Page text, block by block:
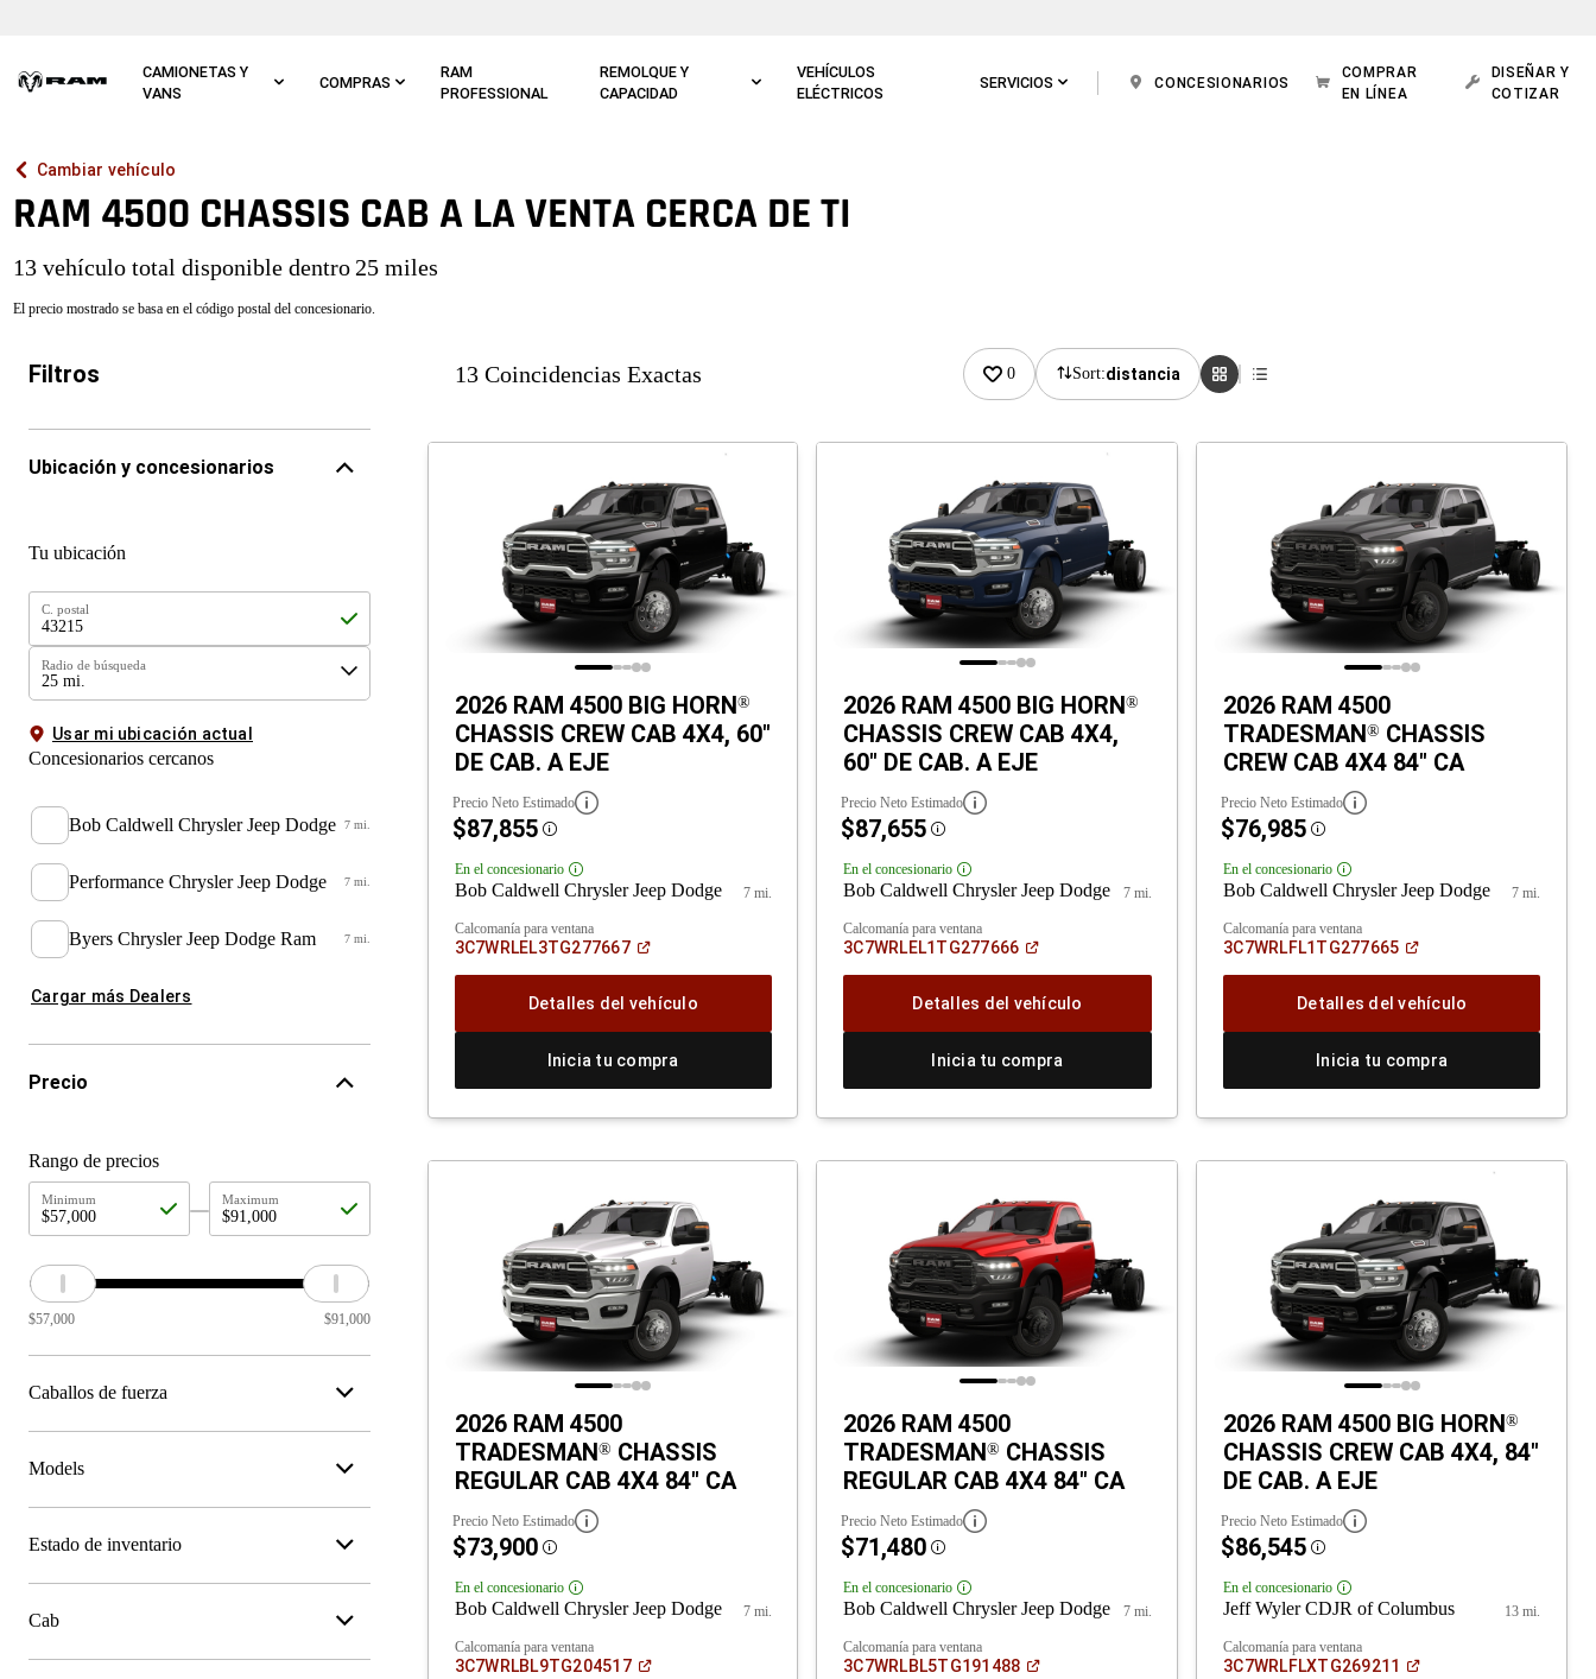
CAMIONETAS Y
VANS
COMPRAS
RAM
PROFESSIONAL
REMOLQUE Y
CAPACIDAD
VEHÍCULOS
ELÉCTRICOS
SERVICIOS CONCESIONARIOS
COMPRAR
EN LÍNEA
DISEÑAR Y
COTIZAR
navegación
principal
Cambiar vehículo
RAM 4500 CHASSIS CAB A LA VENTA CERCA DE TI
13 vehículo total disponible dentro 25 miles
El precio mostrado se basa en el código postal del concesionario.
Filtros
Ubicación y concesionarios
Tu ubicación
C. postal
Radio de búsqueda
25 mi.
Usar mi ubicación actual
Concesionarios cercanos
Bob Caldwell Chrysler Jeep Dodge 7 mi.
Performance Chrysler Jeep Dodge 7 mi.
Byers Chrysler Jeep Dodge Ram 7 mi.
Cargar más Dealers
Precio
Rango de precios
Minimum Maximum
$57,000 $91,000
Caballos de fuerza
Models
Estado de inventario
Cab
13 Coincidencias Exactas 0 Sort:distancia
2026 RAM 4500 BIG HORN®
CHASSIS CREW CAB 4X4, 60"
DE CAB. A EJE
Precio Neto Estimado
$87,855 Disclosure
En el concesionario Disclosure
Bob Caldwell Chrysler Jeep Dodge 7 mi.
Calcomanía para ventana
3C7WRLEL3TG277667
(Abrir
una
ventana
nueva)
Detalles del vehículo
Inicia tu compra
2026 RAM 4500 BIG HORN®
CHASSIS CREW CAB 4X4,
60" DE CAB. A EJE
Precio Neto Estimado
$87,655 Disclosure
En el concesionario Disclosure
Bob Caldwell Chrysler Jeep Dodge 7 mi.
Calcomanía para ventana
3C7WRLEL1TG277666
(Abrir
una
ventana
nueva)
Detalles del vehículo
Inicia tu compra
2026 RAM 4500
TRADESMAN® CHASSIS
CREW CAB 4X4 84" CA
Precio Neto Estimado
$76,985 Disclosure
En el concesionario Disclosure
Bob Caldwell Chrysler Jeep Dodge 7 mi.
Calcomanía para ventana
3C7WRLFL1TG277665
(Abrir
una
ventana
nueva)
Detalles del vehículo
Inicia tu compra
2026 RAM 4500
TRADESMAN® CHASSIS
REGULAR CAB 4X4 84" CA
Precio Neto Estimado
$73,900 Disclosure
En el concesionario Disclosure
Bob Caldwell Chrysler Jeep Dodge 7 mi.
Calcomanía para ventana
3C7WRLBL9TG204517
(Abrir
2026 RAM 4500
TRADESMAN® CHASSIS
REGULAR CAB 4X4 84" CA
Precio Neto Estimado
$71,480 Disclosure
En el concesionario Disclosure
Bob Caldwell Chrysler Jeep Dodge 7 mi.
Calcomanía para ventana
3C7WRLBL5TG191488
(Abrir
2026 RAM 4500 BIG HORN®
CHASSIS CREW CAB 4X4, 84"
DE CAB. A EJE
Precio Neto Estimado
$86,545 Disclosure
En el concesionario Disclosure
Jeff Wyler CDJR of Columbus 13 mi.
Calcomanía para ventana
3C7WRLFLXTG269211
(Abrir